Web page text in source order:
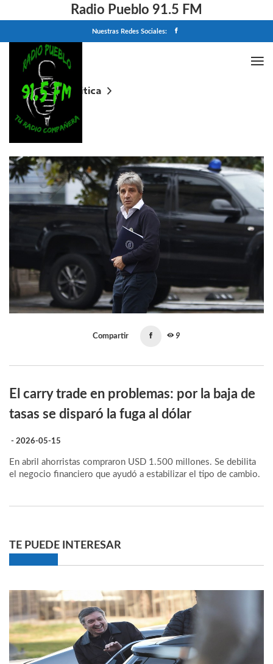
Radio Pueblo 91.5 FM
Nuestras Redes Sociales:
Home
Politica
El carry trade en problemas: por la baja de tasas se
disparó la fuga al dólar
Compartir 9
El carry trade en problemas: por la baja de
tasas se disparó la fuga al dólar
- 2026-05-15
En abril ahorristas compraron USD 1.500 millones. Se debilita
el negocio financiero que ayudó a estabilizar el tipo de cambio.
TE PUEDE INTERESAR